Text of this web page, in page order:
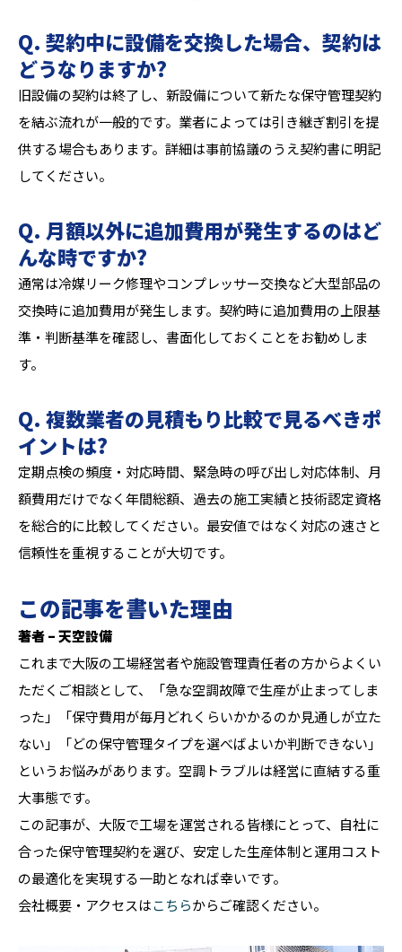
Q. 契約中に設備を交換した場合、契約は
どうなりますか?
旧設備の契約は終了し、新設備について新たな保守管理契約
を結ぶ流れが一般的です。業者によっては引き継ぎ割引を提
供する場合もあります。詳細は事前協議のうえ契約書に明記
してください。
Q. 月額以外に追加費用が発生するのはど
んな時ですか?
通常は冷媒リーク修理やコンプレッサー交換など大型部品の
交換時に追加費用が発生します。契約時に追加費用の上限基
準・判断基準を確認し、書面化しておくことをお勧めしま
す。
Q. 複数業者の見積もり比較で見るべきポ
イントは?
定期点検の頻度・対応時間、緊急時の呼び出し対応体制、月
額費用だけでなく年間総額、過去の施工実績と技術認定資格
を総合的に比較してください。最安値ではなく対応の速さと
信頼性を重視することが大切です。
この記事を書いた理由
著者 – 天空設備
これまで大阪の工場経営者や施設管理責任者の方からよくい
ただくご相談として、「急な空調故障で生産が止まってしま
った」「保守費用が毎月どれくらいかかるのか見通しが立た
ない」「どの保守管理タイプを選べばよいか判断できない」
というお悩みがあります。空調トラブルは経営に直結する重
大事態です。
この記事が、大阪で工場を運営される皆様にとって、自社に
合った保守管理契約を選び、安定した生産体制と運用コスト
の最適化を実現する一助となれば幸いです。
会社概要・アクセスはこちらからご確認ください。